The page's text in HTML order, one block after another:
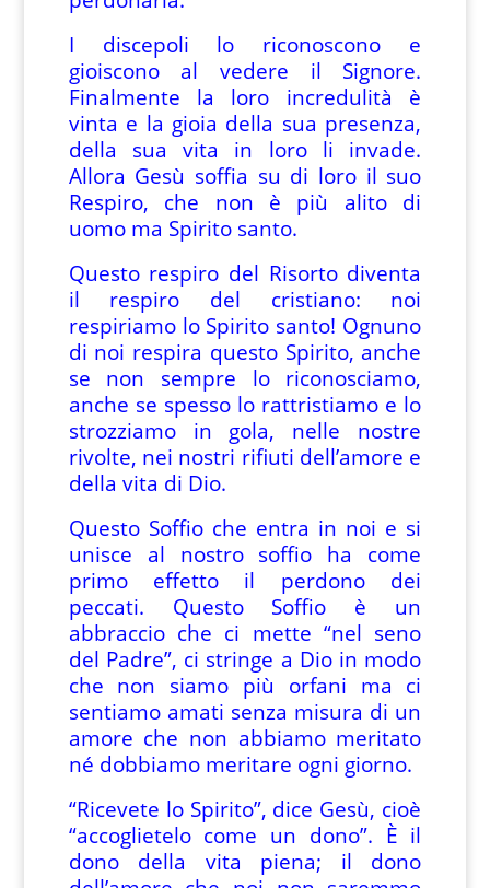
I discepoli lo riconoscono e
gioiscono al vedere il Signore.
Finalmente la loro incredulità è
vinta e la gioia della sua presenza,
della sua vita in loro li invade.
Allora Gesù soffia su di loro il suo
Respiro, che non è più alito di
uomo ma Spirito santo.
Questo respiro del Risorto diventa
il respiro del cristiano: noi
respiriamo lo Spirito santo! Ognuno
di noi respira questo Spirito, anche
se non sempre lo riconosciamo,
anche se spesso lo rattristiamo e lo
strozziamo in gola, nelle nostre
rivolte, nei nostri rifiuti dell’amore e
della vita di Dio.
Questo Soffio che entra in noi e si
unisce al nostro soffio ha come
primo effetto il perdono dei
peccati. Questo Soffio è un
abbraccio che ci mette “nel seno
del Padre”, ci stringe a Dio in modo
che non siamo più orfani ma ci
sentiamo amati senza misura di un
amore che non abbiamo meritato
né dobbiamo meritare ogni giorno.
“Ricevete lo Spirito”, dice Gesù, cioè
“accoglietelo come un dono”. È il
dono della vita piena; il dono